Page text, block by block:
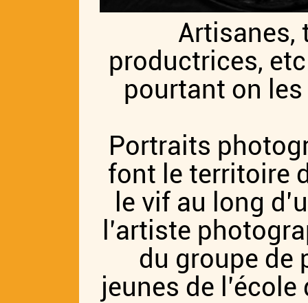
Artisanes,
productrices,
pourtant on
Portraits
font le territoire
le vif au long
l’artiste
du groupe de
jeunes de